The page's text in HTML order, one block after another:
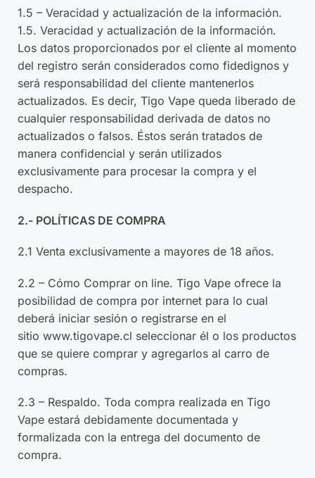
1.5 – Veracidad y actualización de la información.
1.5. Veracidad y actualización de la información.
Los datos proporcionados por el cliente al momento
del registro serán considerados como fidedignos y
será responsabilidad del cliente mantenerlos
actualizados. Es decir, Tigo Vape queda liberado de
cualquier responsabilidad derivada de datos no
actualizados o falsos. Éstos serán tratados de
manera confidencial y serán utilizados
exclusivamente para procesar la compra y el
despacho.
2.- POLÍTICAS DE COMPRA
2.1 Venta exclusivamente a mayores de 18 años.
2.2 – Cómo Comprar on line. Tigo Vape ofrece la
posibilidad de compra por internet para lo cual
deberá iniciar sesión o registrarse en el
sitio www.tigovape.cl seleccionar él o los productos
que se quiere comprar y agregarlos al carro de
compras.
2.3 – Respaldo. Toda compra realizada en Tigo
Vape estará debidamente documentada y
formalizada con la entrega del documento de
compra.